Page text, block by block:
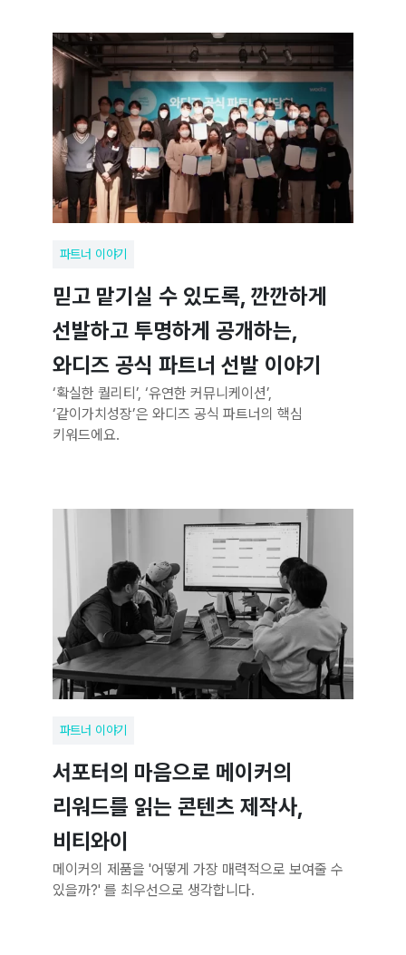
파트너 이야기
믿고 맡기실 수 있도록, 깐깐하게
선발하고 투명하게 공개하는,
와디즈 공식 파트너 선발 이야기
‘확실한 퀄리티’, ‘유연한 커뮤니케이션’,
‘같이가치성장’은 와디즈 공식 파트너의 핵심
키워드에요.
파트너 이야기
서포터의 마음으로 메이커의
리워드를 읽는 콘텐츠 제작사,
비티와이
메이커의 제품을 '어떻게 가장 매력적으로 보여줄 수
있을까?' 를 최우선으로 생각합니다.